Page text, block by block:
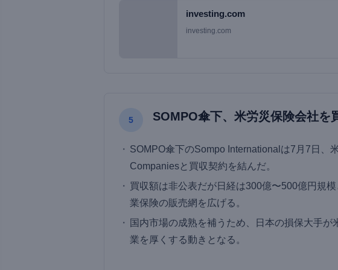
investing.com
investing.com
5 SOMPO傘下、米労災保険会社を
SOMPO傘下のSompo Internationalは7月7日、
Companiesと買収契約を結んだ。
買収額は非公表だが日経は300億〜500億円規
業保険の販売網を広げる。
国内市場の成熟を補うため、日本の損保大手
業を厚くする動きとなる。